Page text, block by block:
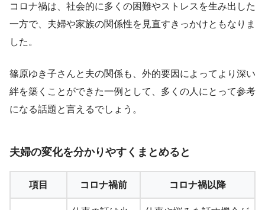
コロナ禍は、社会的に多くの困難やストレスを生み出した
一方で、夫婦や家族の関係性を見直すきっかけともなりま
した。
篠原ゆき子さんと夫の関係も、外的要因によってより深い
絆を築くことができた一例として、多くの人にとって参考
になる話題と言えるでしょう。
夫婦の変化を分かりやすくまとめると
項目 コロナ禍前 コロナ禍以降